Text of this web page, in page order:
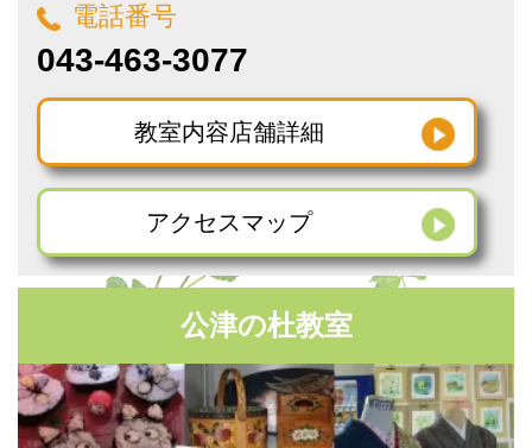
電話番号
043-463-3077
教室内容店舗詳細
アクセスマップ
公津の杜教室